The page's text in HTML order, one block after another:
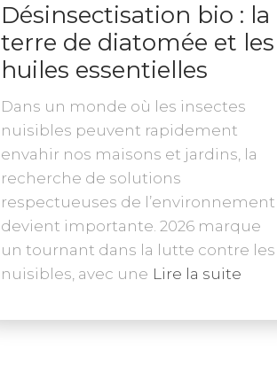
Désinsectisation bio : la
terre de diatomée et les
huiles essentielles
Dans un monde où les insectes
nuisibles peuvent rapidement
envahir nos maisons et jardins, la
recherche de solutions
respectueuses de l’environnement
devient importante. 2026 marque
un tournant dans la lutte contre les
nuisibles, avec une Lire la suite